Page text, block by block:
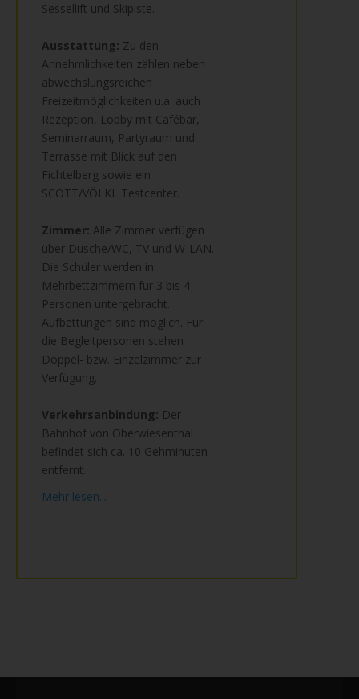
Sessellift und Skipiste.
Ausstattung: Zu den
Annehmlichkeiten zählen neben
abwechslungsreichen
Freizeitmöglichkeiten u.a. auch
Rezeption, Lobby mit Cafébar,
Seminarraum, Partyraum und
Terrasse mit Blick auf den
Fichtelberg sowie ein
SCOTT/VÖLKL Testcenter.
Zimmer: Alle Zimmer verfügen
über Dusche/WC, TV und W-LAN.
Die Schüler werden in
Mehrbettzimmern für 3 bis 4
Personen untergebracht.
Aufbettungen sind möglich. Für
die Begleitpersonen stehen
Doppel- bzw. Einzelzimmer zur
Verfügung.
Verkehrsanbindung: Der
Bahnhof von Oberwiesenthal
befindet sich ca. 10 Gehminuten
entfernt.
Mehr lesen...